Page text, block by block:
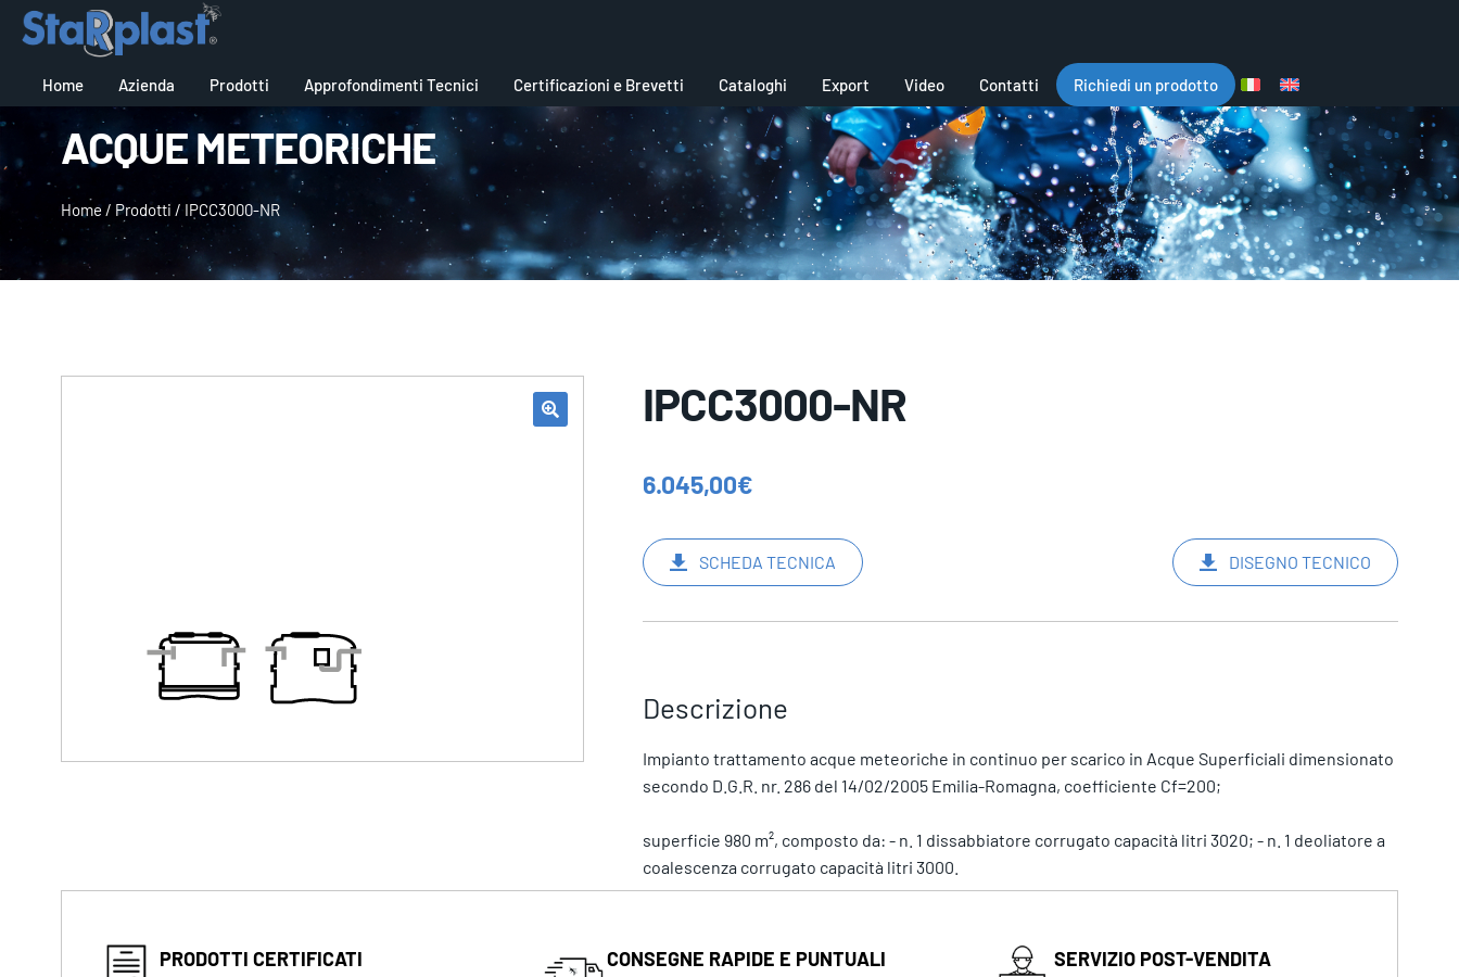
Home Azienda Prodotti Approfondimenti Tecnici Certificazioni e Brevetti Cataloghi Export Video Contatti Richiedi un prodotto
ACQUE METEORICHE
Home / Prodotti / IPCC3000-NR
IPCC3000-NR
6.045,00€
SCHEDA TECNICA DISEGNO TECNICO
Descrizione
Impianto trattamento acque meteoriche in continuo per scarico in Acque Superficiali dimensionato
secondo D.G.R. nr. 286 del 14/02/2005 Emilia-Romagna, coefficiente Cf=200;
superficie 980 m², composto da: - n. 1 dissabbiatore corrugato capacità litri 3020; - n. 1 deoliatore a
coalescenza corrugato capacità litri 3000.
PRODOTTI CERTIFICATI CONSEGNE RAPIDE E PUNTUALI SERVIZIO POST-VENDITA